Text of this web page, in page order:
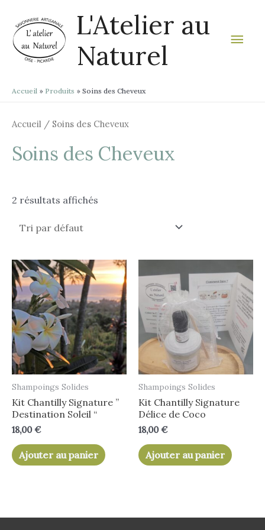
contenu
L'Atelier au
Naturel
Accueil Produits Soins des Cheveux
Accueil / Soins des Cheveux
Soins des Cheveux
2 résultats affichés
Shampoings Solides
Kit Chantilly Signature ”
Destination Soleil “
18,00€
Ajouter au panier
Shampoings Solides
Kit Chantilly Signature
Délice de Coco
18,00€
Ajouter au panier